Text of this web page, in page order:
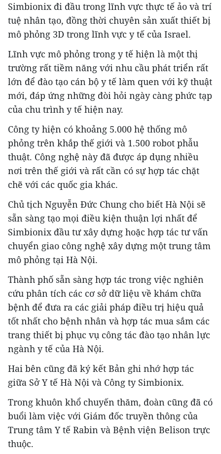
Simbionix đi đầu trong lĩnh vực thực tế ảo và trí
tuệ nhân tạo, đồng thời chuyên sản xuất thiết bị
mô phỏng 3D trong lĩnh vực y tế của Israel.
Lĩnh vực mô phỏng trong y tế hiện là một thị
trường rất tiềm năng với nhu cầu phát triển rất
lớn để đào tạo cán bộ y tế làm quen với kỹ thuật
mới, đáp ứng những đòi hỏi ngày càng phức tạp
của chu trình y tế hiện nay.
Công ty hiện có khoảng 5.000 hệ thống mô
phỏng trên khắp thế giới và 1.500 robot phẫu
thuật. Công nghệ này đã được áp dụng nhiều
nơi trên thế giới và rất cần có sự hợp tác chặt
chẽ với các quốc gia khác.
Chủ tịch Nguyễn Đức Chung cho biết Hà Nội sẽ
sẵn sàng tạo mọi điều kiện thuận lợi nhất để
Simbionix đầu tư xây dựng hoặc hợp tác tư vấn
chuyển giao công nghệ xây dựng một trung tâm
mô phỏng tại Hà Nội.
Thành phố sẵn sàng hợp tác trong việc nghiên
cứu phân tích các cơ sở dữ liệu về khám chữa
bệnh để đưa ra các giải pháp điều trị hiệu quả
tốt nhất cho bệnh nhân và hợp tác mua sắm các
trang thiết bị phục vụ công tác đào tạo nhân lực
ngành y tế của Hà Nội.
Hai bên cũng đã ký kết Bản ghi nhớ hợp tác
giữa Sở Y tế Hà Nội và Công ty Simbionix.
Trong khuôn khổ chuyến thăm, đoàn cũng đã có
buổi làm việc với Giám đốc truyền thông của
Trung tâm Y tế Rabin và Bệnh viện Belison trực
thuộc.